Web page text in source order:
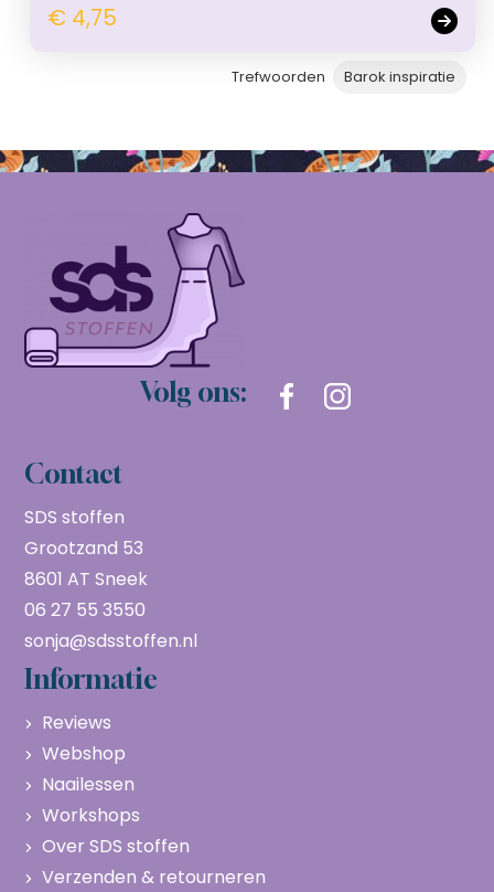
€ 4,75
Trefwoorden Barok inspiratie
Volg ons:
Contact
SDS stoffen
Grootzand 53
8601 AT Sneek
06 27 55 3550
sonja@sdsstoffen.nl
Informatie
Reviews
Webshop
Naailessen
Workshops
Over SDS stoffen
Verzenden & retourneren